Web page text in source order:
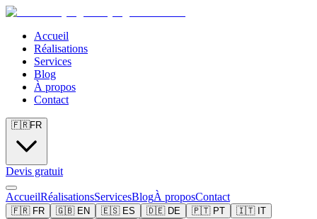
Accueil
Réalisations
Services
Blog
À propos
Contact
🇫🇷FR
Devis gratuit
AccueilRéalisationsServicesBlogÀ proposContact
🇫🇷 FR 🇬🇧 EN 🇪🇸 ES 🇩🇪 DE 🇵🇹 PT 🇮🇹 IT